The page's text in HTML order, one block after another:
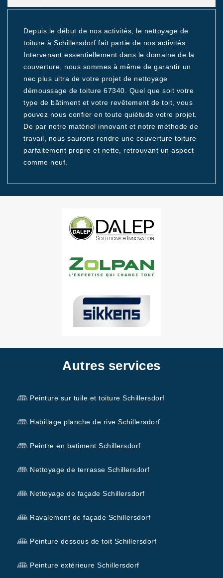
Depuis le début de nos activités, le nettoyage de
toiture à Schillersdorf fait partie de nos activités.
Intervenant essentiellement dans le domaine de la
couverture, nous sommes à même de garantir un
nec plus ultra de votre projet de nettoyage
démoussage de toiture 67340. Quel que soit votre
type de bâtiment et votre revêtement de toit, vous
pouvez nous confier en toute quiétude votre projet.
De par notre matériel innovant et notre méthode de
travail, nous saurons rendre une couverture toiture
parfaitement propre et nette, retrouvant un aspect
comme neuf.
Autres services
Peinture sur tuile et toiture Schillersdorf
Habillage planche de rive Schillersdorf
Peintre en batiment Schillersdorf
Nettoyage de terrasse Schillersdorf
Nettoyage de façade Schillersdorf
Ravalement de façade Schillersdorf
Peinture dessous de toit Schillersdorf
Peinture extérieure Schillersdorf